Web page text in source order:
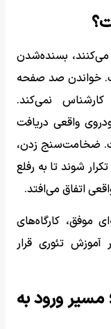
می‌کنند، بسنده‌شدن
خواندن صد صفحه
نمی‌کند.
واقعی دریافت
ضخامت‌سنج زدن،
شوند تا به رفلع
اتفاق می‌افتد.
موفق، کارگاه‌های
تئوری قرار
مسیر ورود به